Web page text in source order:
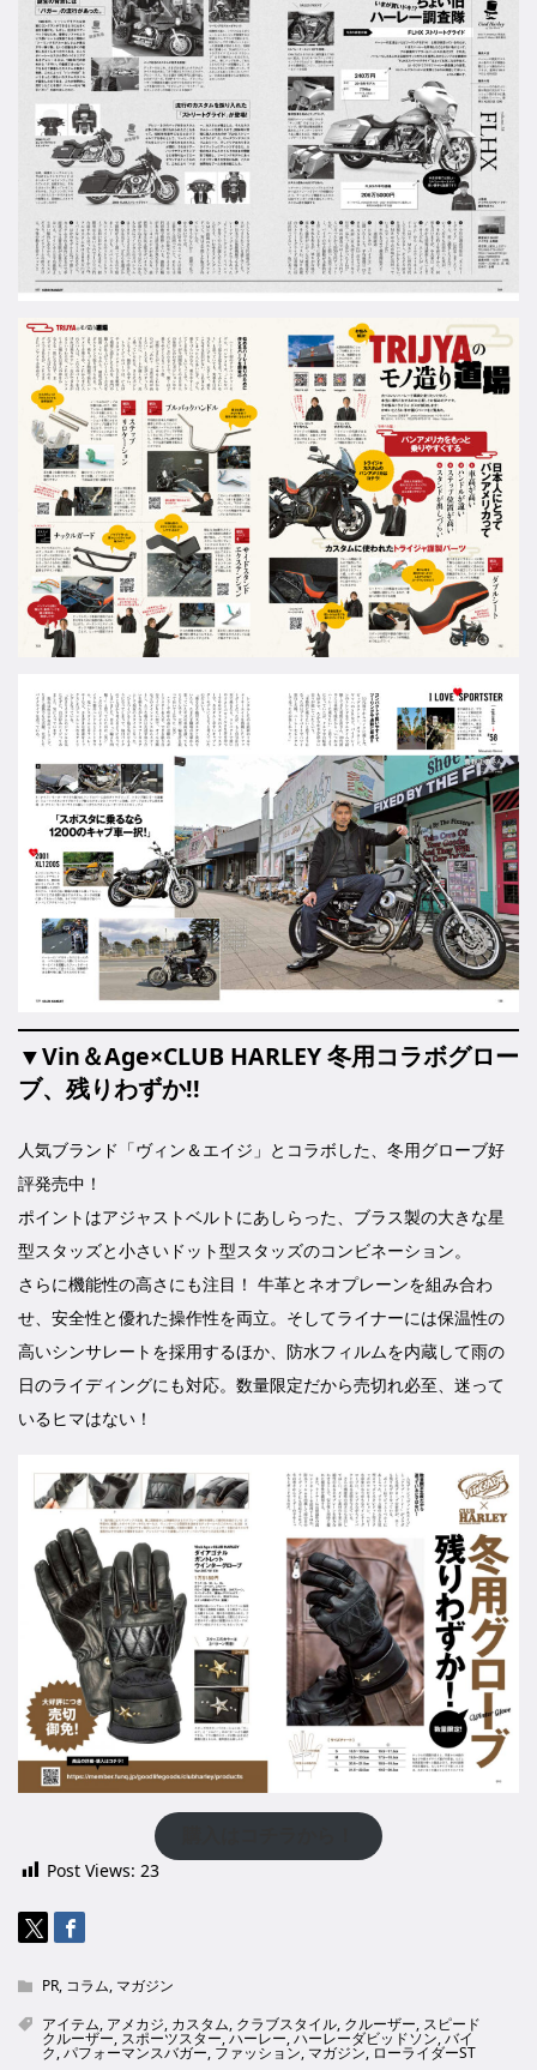
▼Vin＆Age×CLUB HARLEY 冬用コラボグロー
ブ、残りわずか!!
人気ブランド「ヴィン＆エイジ」とコラボした、冬用グローブ好
評発売中！
ポイントはアジャストベルトにあしらった、ブラス製の大きな星
型スタッズと小さいドット型スタッズのコンビネーション。
さらに機能性の高さにも注目！ 牛革とネオプレーンを組み合わ
せ、安全性と優れた操作性を両立。そしてライナーには保温性の
高いシンサレートを採用するほか、防水フィルムを内蔵して雨の
日のライディングにも対応。数量限定だから売切れ必至、迷って
いるヒマはない！
Post Views: 23
PR, コラム, マガジン
アイテム, アメカジ, カスタム, クラブスタイル, クルーザー, スピード
クルーザー, スポーツスター,ハーレー,ハーレーダビッドソン,バイ
ク,パフォーマンスバガー, ファッション, マガジン, ローライダーST